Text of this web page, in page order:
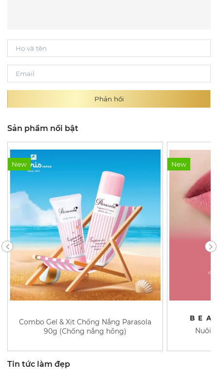
Phản hồi
Sản phẩm nổi bật
New
Combo Gel & Xịt Chống Nắng Parasola
90g (Chống nắng hồng)
New
Nuôi
Tin tức làm đẹp